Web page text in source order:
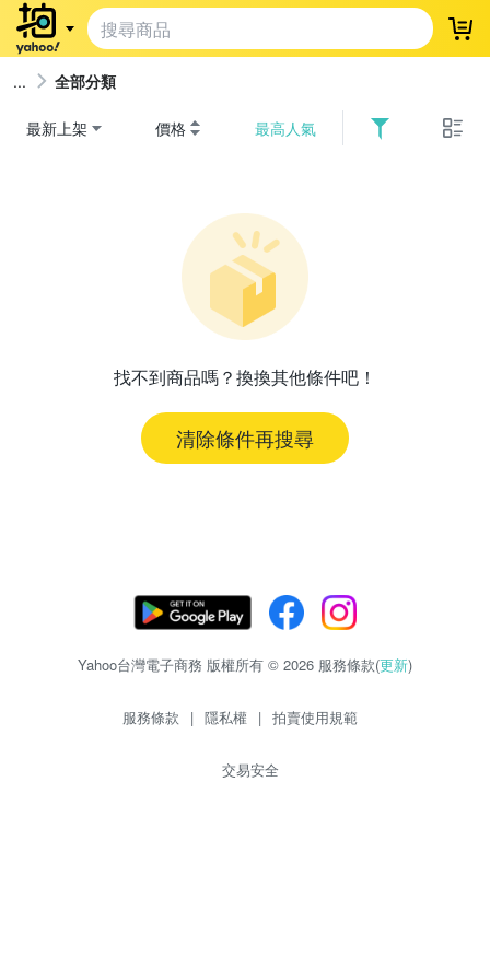
登
全部分類
最新上架 價格 最高人氣
找不到商品嗎？換換其他條件吧！
清除條件再搜尋
Yahoo台灣電子商務 版權所有 © 2026 服務條款(更新)
服務條款 | 隱私權 | 拍賣使用規範
交易安全